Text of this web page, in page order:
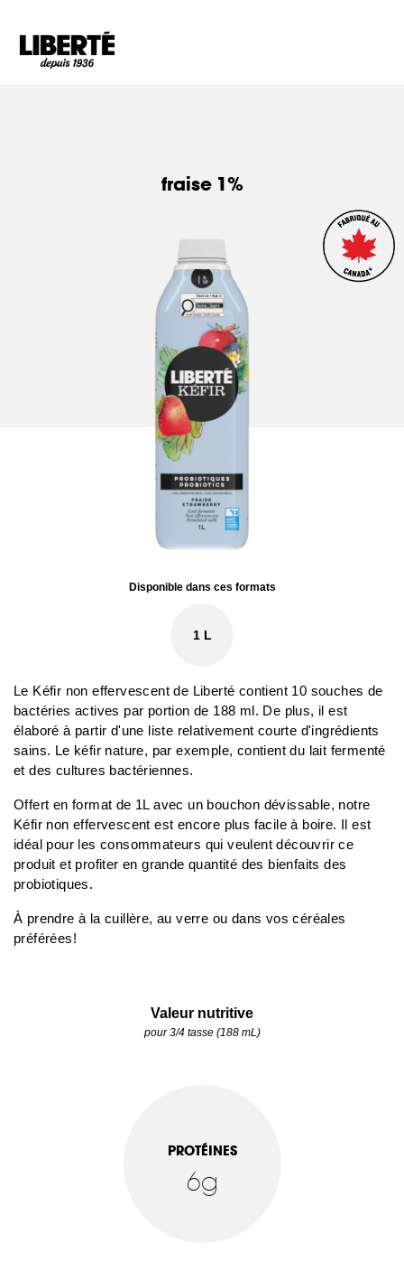
fraise 1%
Disponible dans ces formats
1 L
Le Kéfir non effervescent de Liberté contient 10 souches de
bactéries actives par portion de 188 ml. De plus, il est
élaboré à partir d'une liste relativement courte d'ingrédients
sains. Le kéfir nature, par exemple, contient du lait fermenté
et des cultures bactériennes.
Offert en format de 1L avec un bouchon dévissable, notre
Kéfir non effervescent est encore plus facile à boire. Il est
idéal pour les consommateurs qui veulent découvrir ce
produit et profiter en grande quantité des bienfaits des
probiotiques.
À prendre à la cuillère, au verre ou dans vos céréales
préférées!
Valeur nutritive
pour 3/4 tasse (188 mL)
PROTÉINES
6g